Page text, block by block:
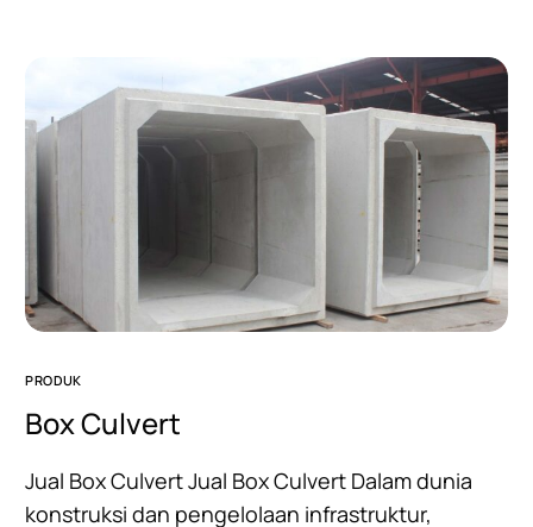
PRODUK
Box Culvert
Jual Box Culvert Jual Box Culvert Dalam dunia
konstruksi dan pengelolaan infrastruktur,